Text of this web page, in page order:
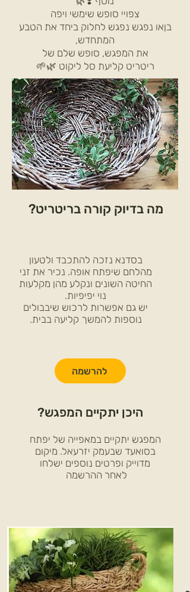
צפויי סופש שימשי ויפה
בןאו נפגש נפגש לחלוק ביחד את הטבע
המתחדש,
את המפגש, סופש שלם של
ריטריט קליעת סל ליקוט 🌿🌱
בסדנא נזכה להתכבד ולטעון
מהלחם שיפתח אופה. נכיר את זני
החיטה השונים ונקלע מהן מקלעות
נוי יפיפיות.
יש גם אפשרות לרכוש שיבבולים
נוספות להמשך קליעה בבית.
להרשמה
היכן יתקיים המפגש?
המפגש יתקיים במאפייה של יפתח
בסואעד שבעמק יזרעאל. מיקום
מדוייק ופרטים נוספים ישלחו
לאחר ההרשמה
מה בדיוק קורה בריטריט?